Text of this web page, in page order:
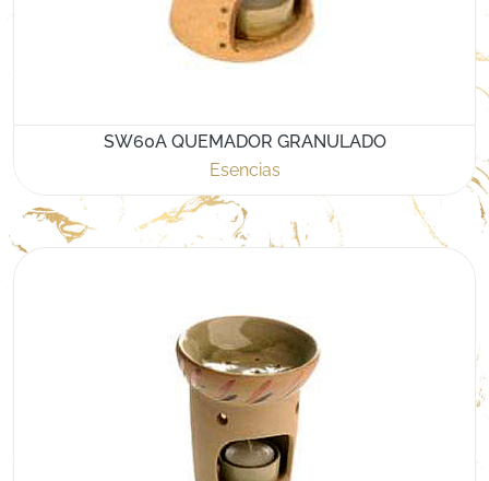
SW60A QUEMADOR GRANULADO
Esencias